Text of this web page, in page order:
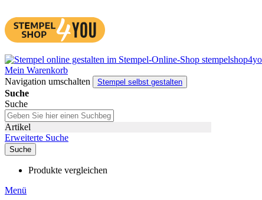
Mein Warenkorb
Navigation umschalten
Stempel selbst gestalten
Suche
Suche
Artikel
Erweiterte Suche
Suche
Produkte vergleichen
Menü